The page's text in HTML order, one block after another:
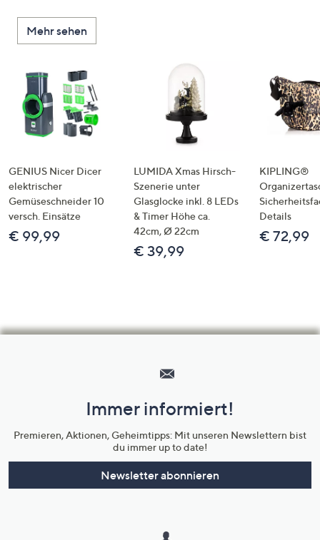
Mehr sehen
GENIUS Nicer Dicer
elektrischer
Gemüseschneider 10
versch. Einsätze
€ 99,99
LUMIDA Xmas Hirsch-
Szenerie unter
Glasglocke inkl. 8 LEDs
& Timer Höhe ca.
42cm, Ø 22cm
€ 39,99
KIPLING®
Details
€ 72,99
Unternehmensinformationen
Immer informiert!
Premieren, Aktionen, Geheimtipps: Mit unseren Newslettern bist
du immer up to date!
Newsletter abonnieren